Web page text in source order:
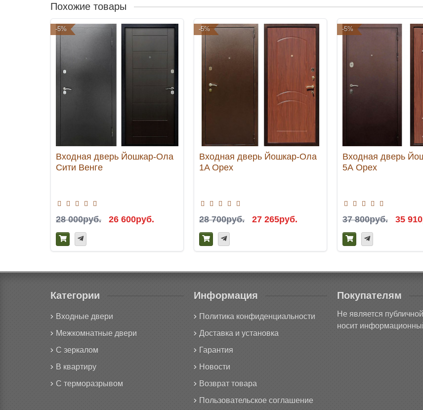
Похожие товары
-5%
Входная дверь Йошкар-Ола
Сити Венге
28 000руб. 26 600руб.
-5%
Входная дверь Йошкар-Ола
1A Орех
28 700руб. 27 265руб.
-5%
Входная дверь
5А Орех
37 800руб. 35
Категории
Входные двери
Межкомнатные двери
С зеркалом
В квартиру
С терморазрывом
Информация
Политика конфиденциальности
Доставка и установка
Гарантия
Новости
Возврат товара
Пользовательское соглашение
Покупателям
Не является
носит